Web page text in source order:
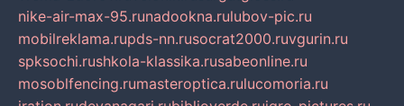
nike-air-max-95.runadookna.rulubov-pic.ru
mobilreklama.rupds-nn.rusocrat2000.ruvgurin.ru
spksochi.rushkola-klassika.rusabeonline.ru
mosoblfencing.rumasteroptica.rulucomoria.ru